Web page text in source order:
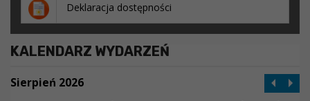
Deklaracja dostępności
KALENDARZ WYDARZEŃ
Sierpień 2026